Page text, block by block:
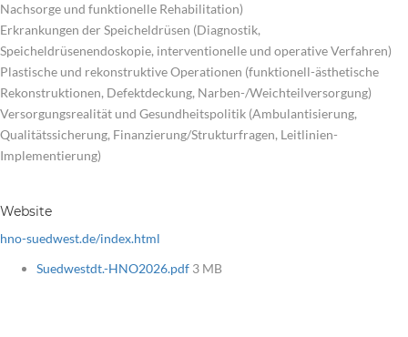
Nachsorge und funktionelle Rehabilitation)
Erkrankungen der Speicheldrüsen (Diagnostik,
Speicheldrüsenendoskopie, interventionelle und operative Verfahren)
Plastische und rekonstruktive Operationen (funktionell-ästhetische
Rekonstruktionen, Defektdeckung, Narben-/Weichteilversorgung)
Versorgungsrealität und Gesundheitspolitik (Ambulantisierung,
Qualitätssicherung, Finanzierung/Strukturfragen, Leitlinien-
Implementierung)
Website
hno-suedwest.de/index.html
Suedwestdt.-HNO2026.pdf 3 MB